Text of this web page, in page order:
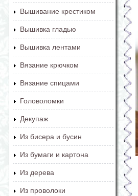
Вышивание крестиком
Вышивка гладью
Вышивка лентами
Вязание крючком
Вязание спицами
Головоломки
Декупаж
Из бисера и бусин
Из бумаги и картона
Из дерева
Из проволоки